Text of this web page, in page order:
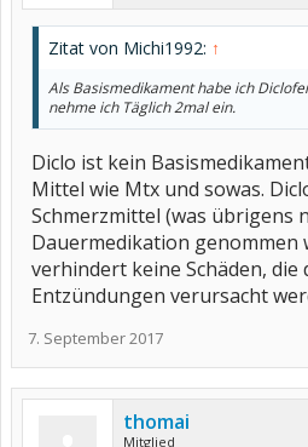
Zitat von Michi1992: ↑
Als Basismedikament habe ich
nehme ich Täglich 2mal ein.
Diclo ist kein
Mittel wie Mtx und sowas.
Schmerzmittel (was übrigens
Dauermedikation genommen
verhindert keine Schäden, die
Entzündungen verursacht
7. September 2017
thomai
Mitglied